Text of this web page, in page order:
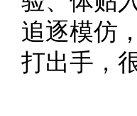
追逐模仿
打出手，